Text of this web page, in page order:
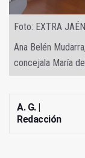
Foto: EXTRA JAÉN
Ana Belén
concejala María
A. G. |
Redacción